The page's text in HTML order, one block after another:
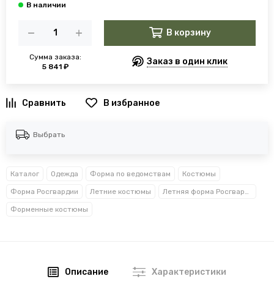
Сумма заказа:
5 841 ₽
В корзину
Заказ в один клик
В избранное
Выбрать
Каталог Одежда Форма по ведомствам Костюмы
Форма Росгвардии Летние костюмы Летняя форма Росгвардии
Форменные костюмы
Описание Характеристики